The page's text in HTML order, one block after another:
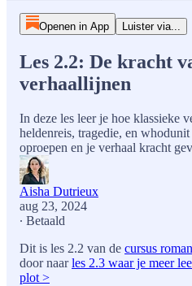
Openen in App Luister via...
Les 2.2: De kracht
verhaallijnen
In deze les leer je hoe klassieke
heldenreis, tragedie, en
oproepen en je verhaal kracht
Aisha Dutrieux
aug 23, 2024
∙ Betaald
Dit is les 2.2 van de cursus
door naarles 2.3 waar je meer
plot >